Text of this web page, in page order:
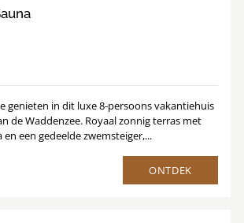
genieten in dit luxe 8-persoons vakantiehuis
de Waddenzee. Royaal zonnig terras met
en een gedeelde zwemsteiger,...
ONTDEK
9.3